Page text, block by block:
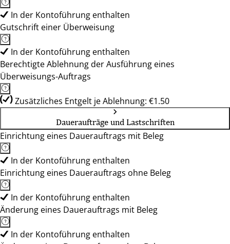
In der Kontoführung enthalten
Gutschrift einer Überweisung
In der Kontoführung enthalten
Berechtigte Ablehnung der Ausführung eines
Überweisungs-Auftrags
Zusätzliches Entgelt je Ablehnung: €1.50
Daueraufträge und Lastschriften
Einrichtung eines Dauerauftrags mit Beleg
In der Kontoführung enthalten
Einrichtung eines Dauerauftrags ohne Beleg
In der Kontoführung enthalten
Änderung eines Dauerauftrags mit Beleg
In der Kontoführung enthalten